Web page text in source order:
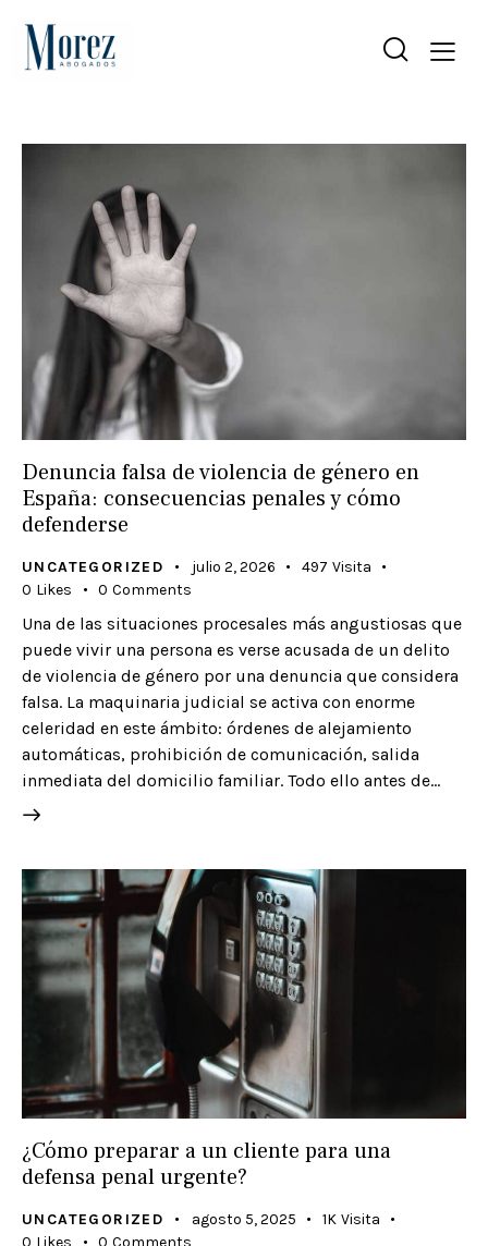
Denuncia falsa de violencia de género en
España: consecuencias penales y cómo
defenderse
UNCATEGORIZED julio 2, 2026 497 Visita
0 Likes 0 Comments
Una de las situaciones procesales más angustiosas que
puede vivir una persona es verse acusada de un delito
de violencia de género por una denuncia que considera
falsa. La maquinaria judicial se activa con enorme
celeridad en este ámbito: órdenes de alejamiento
automáticas, prohibición de comunicación, salida
inmediata del domicilio familiar. Todo ello antes de…
¿Cómo preparar a un cliente para una
defensa penal urgente?
UNCATEGORIZED agosto 5, 2025 1K Visita
0 Likes 0 Comments